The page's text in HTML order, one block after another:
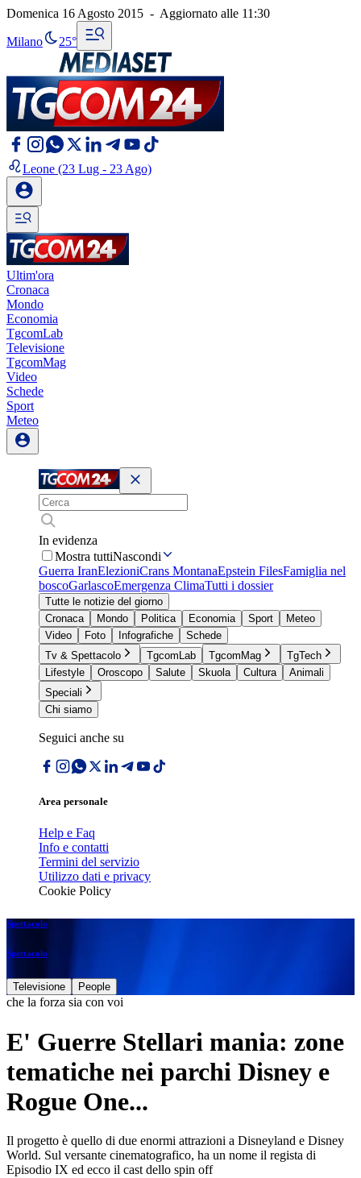
Domenica 16 Agosto 2015 - Aggiornato alle 11:30
Milano 25°
Leone (23 Lug - 23 Ago)
Ultim'ora
Cronaca
Mondo
Economia
TgcomLab
Televisione
TgcomMag
Video
Schede
Sport
Meteo
In evidenza
Mostra tuttiNascondi
Guerra IranElezioniCrans MontanaEpstein FilesFamiglia nel
boscoGarlascoEmergenza ClimaTutti i dossier
Tutte le notizie del giorno
Cronaca
Mondo Politica Economia Sport
Meteo
Video
Foto Infografiche
Schede
Tv & Spettacolo
TgcomLab TgcomMag
TgTech
Lifestyle
Oroscopo Salute Skuola Cultura
Animali
Speciali
Chi siamo
Seguici anche su
Area personale
Help e Faq
Info e contatti
Termini del servizio
Utilizzo dati e privacy
Cookie Policy
Spettacolo
Spettacolo
Televisione People
che la forza sia con voi
E' Guerre Stellari mania: zone
tematiche nei parchi Disney e
Rogue One...
Il progetto è quello di due enormi attrazioni a Disneyland e Disney
World. Sul versante cinematografico, ha un nome il regista di
Episodio IX ed ecco il cast dello spin off